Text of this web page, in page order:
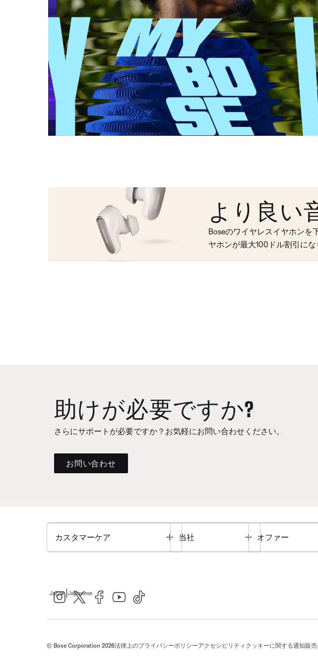
より良い
Boseのワイヤレスイヤホンを
ヤホンが最大100ドル割引にな
助けが必要ですか?
さらにサポートが必要ですか？お気軽にお問い合わせください。
お問い合わせ
カスタマーケア Toggle
当社 Toggle
オファー
Japan Japanese
© Bose Corporation 2026法律上のプライバシーポリシーアクセシビリティ クッキーに関する通知販